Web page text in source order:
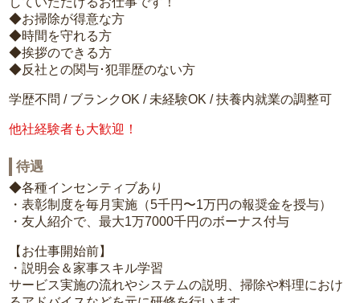
◆お掃除が得意な方
◆時間を守れる方
◆挨拶のできる方
◆反社との関与･犯罪歴のない方
学歴不問 / ブランクOK / 未経験OK / 扶養内就業の調整可
他社経験者も大歓迎！
待遇
◆各種インセンティブあり
・表彰制度を毎月実施（5千円〜1万円の報奨金を授与）
・友人紹介で、最大1万7000千円のボーナス付与
【お仕事開始前】
・説明会＆家事スキル学習
サービス実施の流れやシステムの説明、掃除や料理におけ